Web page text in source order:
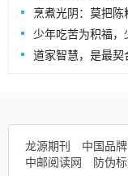
烹煮光阴：莫把
少年吃苦为积福
道家智慧，是最
龙源期刊
中国品
中邮阅读网
防伪